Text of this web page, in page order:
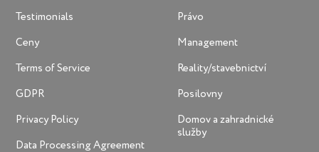
Testimonials
Ceny
Terms of Service
GDPR
Privacy Policy
Data Processing Agreement
Právo
Management
Reality/stavebnictví
Posilovny
Domov a zahradnické
služby